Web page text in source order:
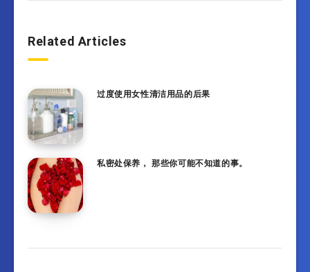
Related Articles
过度使用女性清洁用品的后果
私密处保养， 那些你可能不知道的事。